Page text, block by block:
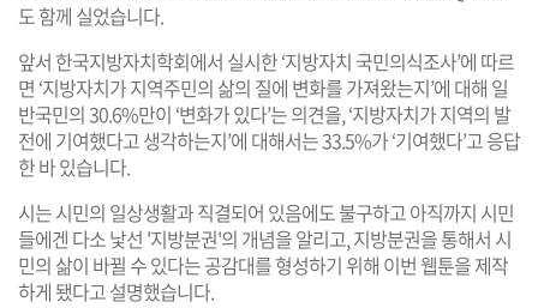
도 함께 실었습니다.
앞서 한국지방자치학회에서 실시한 ‘지방자치 국민의식조사’에 따르
면 ‘지방자치가 지역주민의 삶의 질에 변화를 가져왔는지’에 대해 일
반국민의 30.6%만이 ‘변화가 있다’는 의견을, ‘지방자치가 지역의 발
전에 기여했다고 생각하는지’에 대해서는 33.5%가 ‘기여했다’고 응답
한 바 있습니다.
시는 시민의 일상생활과 직결되어 있음에도 불구하고 아직까지 시민
들에겐 다소 낯선 '지방분권'의 개념을 알리고, 지방분권을 통해서 시
민의 삶이 바뀔 수 있다는 공감대를 형성하기 위해 이번 웹툰을 제작
하게 됐다고 설명했습니다.